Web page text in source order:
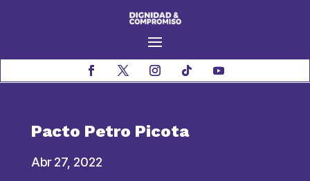
Pacto Petro Picota
Abr 27, 2022